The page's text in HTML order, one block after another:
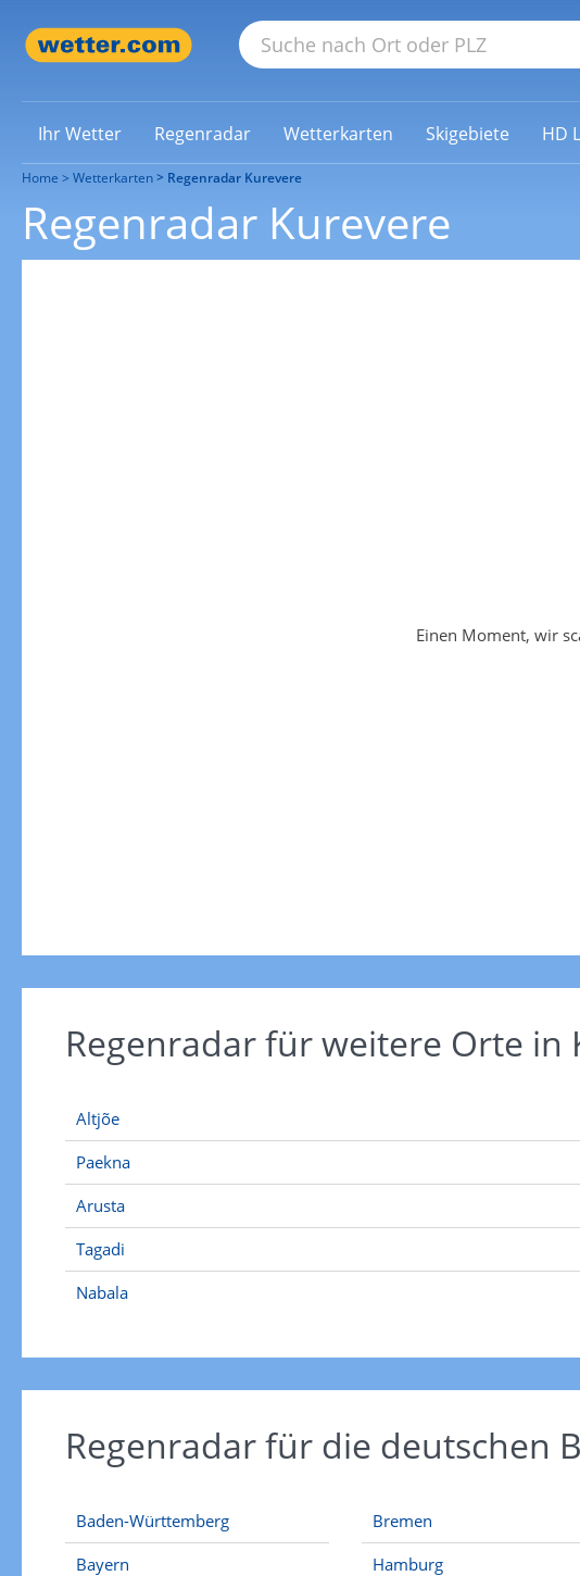
Ihr Wetter Regenradar Wetterkarten Skigebiete HD
Home Wetterkarten Regenradar Kurevere
Regenradar Kurevere
Einen Moment, wir
Regenradar für weitere Orte
Altjõe
Paekna
Arusta
Tagadi
Nabala
Regenradar für die deutschen
Baden-Württemberg
Bayern
Bremen
Hamburg